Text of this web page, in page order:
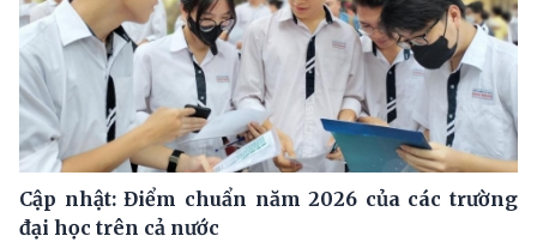
Cập nhật: Điểm chuẩn năm 2026 của các trường
đại học trên cả nước